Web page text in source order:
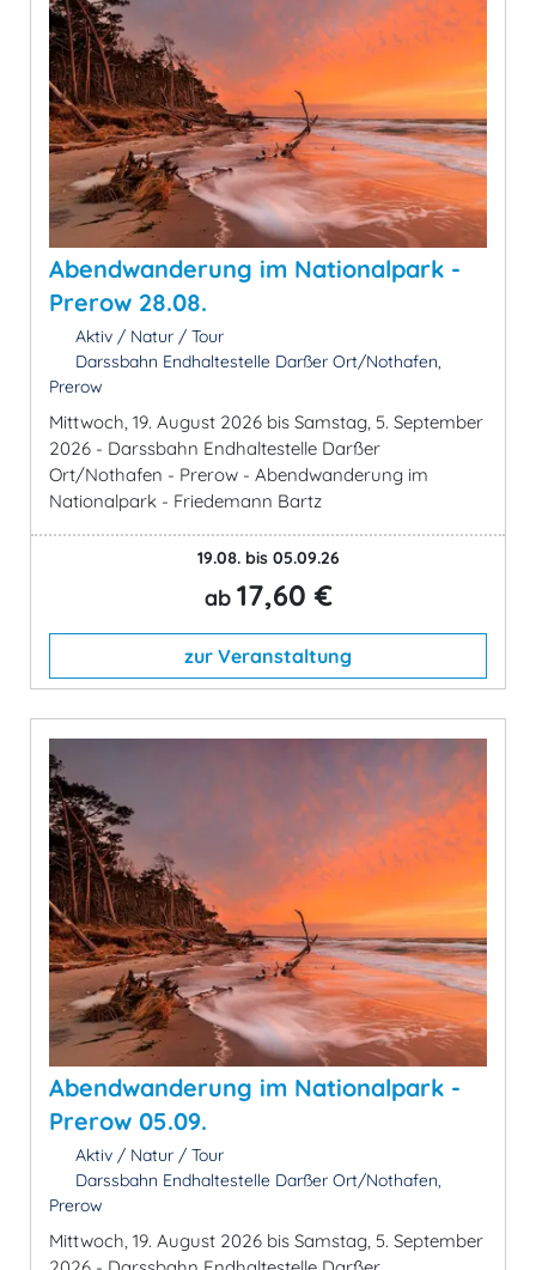
Abendwanderung im Nationalpark -
Prerow 28.08.
Aktiv / Natur / Tour
Darssbahn Endhaltestelle Darßer Ort/Nothafen,
Prerow
Mittwoch, 19. August 2026 bis Samstag, 5. September
2026 - Darssbahn Endhaltestelle Darßer
Ort/Nothafen - Prerow - Abendwanderung im
Nationalpark - Friedemann Bartz
19.08. bis 05.09.26
ab 17,60 €
zur Veranstaltung
Abendwanderung im Nationalpark -
Prerow 05.09.
Aktiv / Natur / Tour
Darssbahn Endhaltestelle Darßer Ort/Nothafen,
Prerow
Mittwoch, 19. August 2026 bis Samstag, 5. September